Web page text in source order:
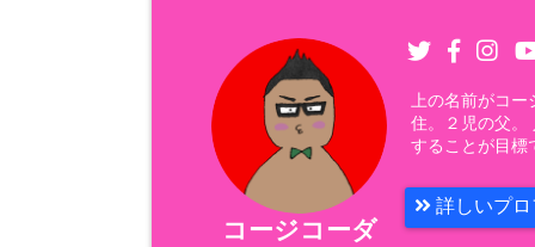
コージコーダ
上の名前がコ
住。２児の父。
することが目標
詳しいプ